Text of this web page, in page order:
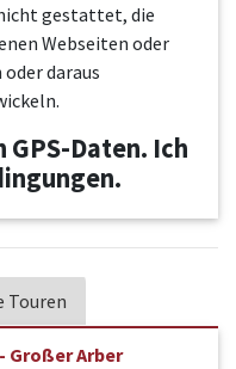
gestattet, die
Webseiten oder
daraus
GPS-Daten. Ich
Touren
Großer Arber